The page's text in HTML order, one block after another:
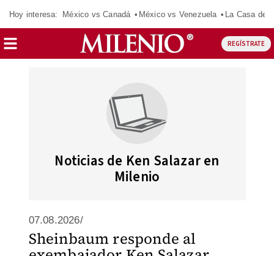
Hoy interesa: México vs Canadá México vs Venezuela La Casa de
REGÍSTRATE
Noticias de Ken Salazar en
Milenio
07.08.2026/
Sheinbaum responde al